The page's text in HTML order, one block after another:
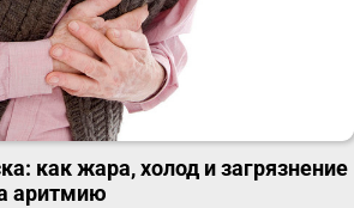
как жара, холод и загрязнение
аритмию